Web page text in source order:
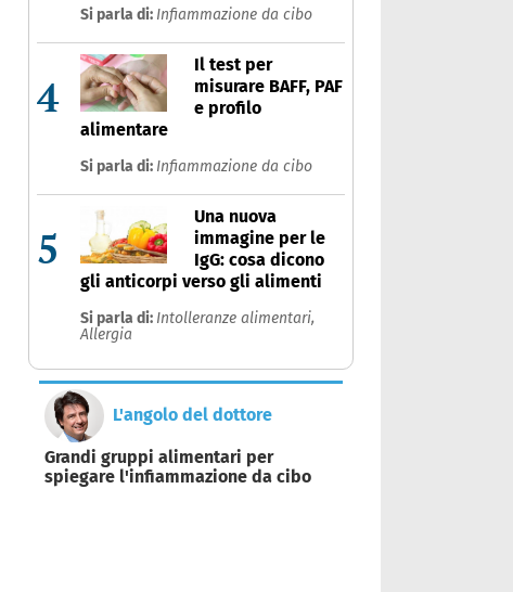
Si parla di: Infiammazione da cibo
4
Il test per
misurare BAFF, PAF
e profilo
alimentare
Si parla di: Infiammazione da cibo
5
Una nuova
immagine per le
IgG: cosa dicono
gli anticorpi verso gli alimenti
Si parla di: Intolleranze alimentari,
Allergia
L'angolo del dottore
Grandi gruppi alimentari per
spiegare l'infiammazione da cibo